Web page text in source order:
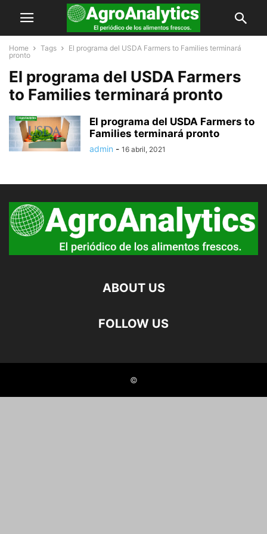
Home Tags
El programa del USDA Farmers to Families terminará
pronto
El programa del USDA Farmers
to Families terminará pronto
El programa del USDA Farmers to
Families terminará pronto
admin - 16 abril, 2021
ABOUT US
FOLLOW US
©